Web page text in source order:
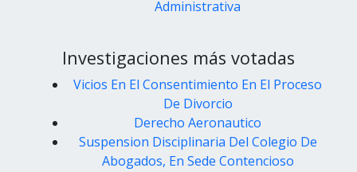
Administrativa
Investigaciones más votadas
Vicios En El Consentimiento En El Proceso
De Divorcio
Derecho Aeronautico
Suspension Disciplinaria Del Colegio De
Abogados, En Sede Contencioso